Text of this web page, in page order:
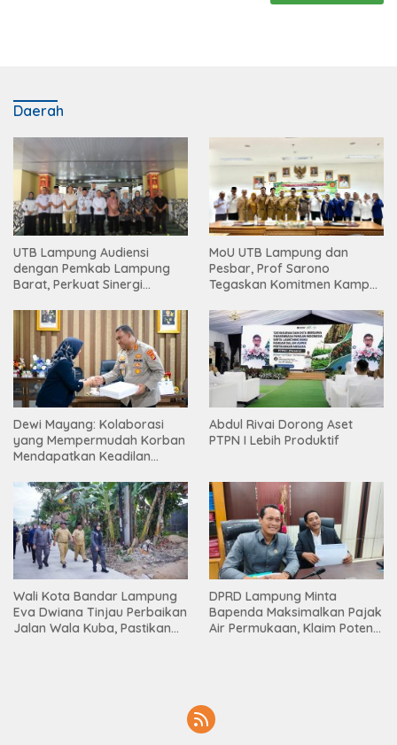
Daerah
UTB Lampung Audiensi
dengan Pemkab Lampung
Barat, Perkuat Sinergi
Tinggi
MoU UTB Lampung dan
Pesbar, Prof Sarono
Tegaskan Komitmen Kampus
Masyarakat
Dewi Mayang: Kolaborasi
yang Mempermudah Korban
Mendapatkan Keadilan
Abdul Rivai Dorong Aset
PTPN I Lebih Produktif
Wali Kota Bandar Lampung
Eva Dwiana Tinjau Perbaikan
Jalan Wala Kuba, Pastikan
DPRD Lampung Minta
Bapenda Maksimalkan Pajak
Air Permukaan, Klaim Potensi